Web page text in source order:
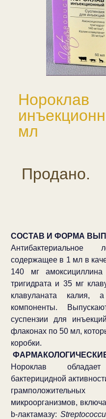
Нороклав
мл
Продано.
СОСТАВ И ФОРМА
Антибактериальное
содержащее в 1 мл в
140 мг
тригидрата и 35 мг
клавуланата калия,
компоненты.
суспензии для
флаконах по 50 мл,
коробки.
Нороклав
бактерицидной
микроорганизмов,
b-лактамазу: